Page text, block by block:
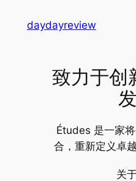
daydayreview
致力于创
Études 是一家
合，重新定义卓
关